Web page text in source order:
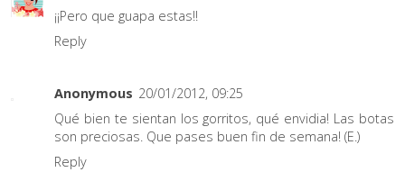
¡¡Pero que guapa estas!!
Reply
Anonymous 20/01/2012, 09:25
Qué bien te sientan los gorritos, qué envidia! Las botas
son preciosas. Que pases buen fin de semana! (E.)
Reply